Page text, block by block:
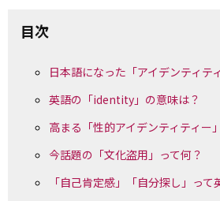
目次
日本語になった「アイデンティテ
英語の「identity」の意味は？
高まる「性的アイデンティティー
今話題の「文化盗用」って何？
「自己肯定感」「自分探し」って